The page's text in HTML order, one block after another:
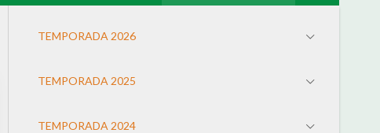
TEMPORADA 2026
TEMPORADA 2025
TEMPORADA 2024